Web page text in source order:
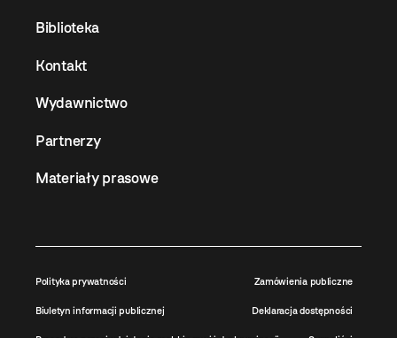
Biblioteka
Kontakt
Wydawnictwo
Partnerzy
Materiały prasowe
Polityka prywatności Zamówienia publiczne
Biuletyn informacji publicznej Deklaracja dostępności